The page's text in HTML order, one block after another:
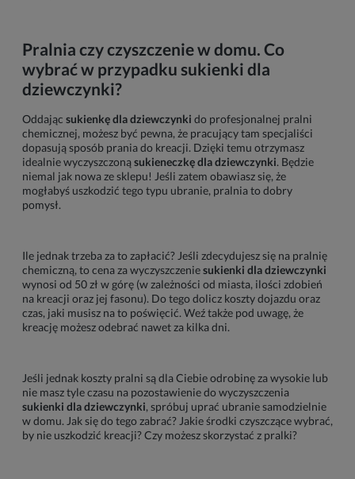
Pralnia czy czyszczenie w domu. Co
wybrać w przypadku sukienki dla
dziewczynki?
Oddając sukienkę dla dziewczynki do profesjonalnej pralni
chemicznej, możesz być pewna, że pracujący tam specjaliści
dopasują sposób prania do kreacji. Dzięki temu otrzymasz
idealnie wyczyszczonąsukieneczkę dla dziewczynki. Będzie
niemal jak nowa ze sklepu! Jeśli zatem obawiasz się, że
mogłabyś uszkodzić tego typu ubranie, pralnia to dobry
pomysł.
Ile jednak trzeba za to zapłacić? Jeśli zdecydujesz się na pralnię
chemiczną, to cena za wyczyszczeniesukienki dla dziewczynki
wynosi od 50 zł w górę (w zależności od miasta, ilości zdobień
na kreacji oraz jej fasonu). Do tego dolicz koszty dojazdu oraz
czas, jaki musisz na to poświęcić. Weź także pod uwagę, że
kreację możesz odebrać nawet za kilka dni.
Jeśli jednak koszty pralni są dla Ciebie odrobinę za wysokie lub
nie masz tyle czasu na pozostawienie do wyczyszczenia
sukienki dla dziewczynki, spróbuj uprać ubranie samodzielnie
w domu. Jak się do tego zabrać? Jakie środki czyszczące wybrać,
by nie uszkodzić kreacji? Czy możesz skorzystać z pralki?